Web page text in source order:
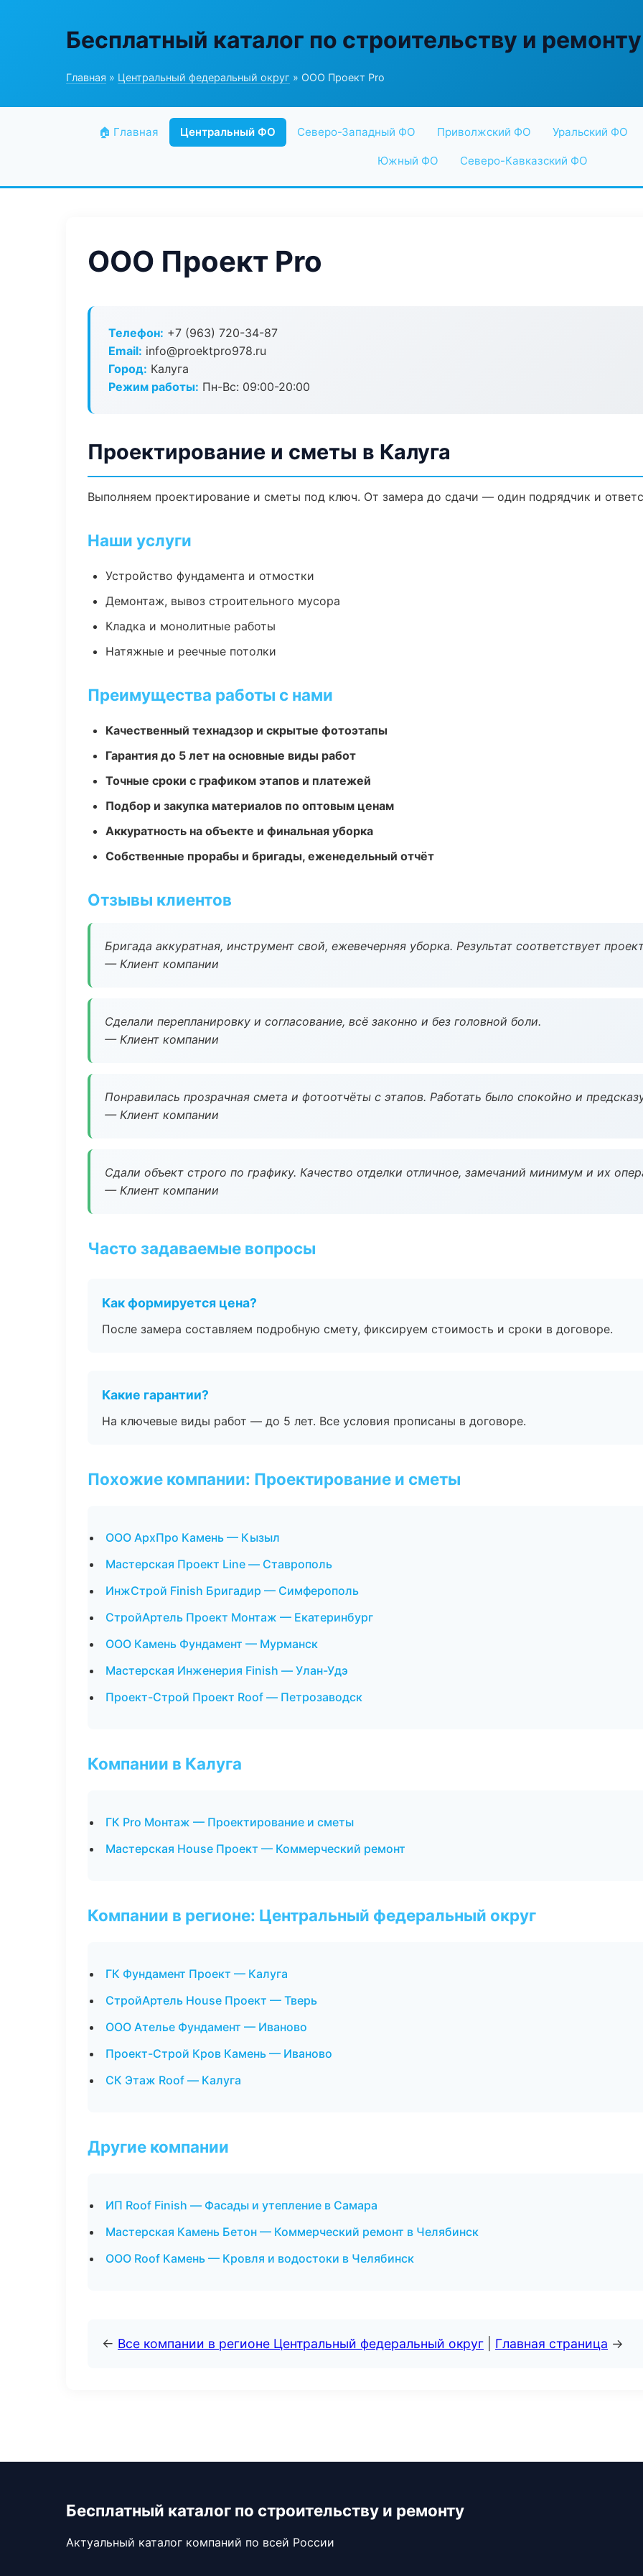
Бесплатный каталог по строительству и ремонту
Главная » Центральный федеральный округ » ООО Проект Pro
🏠 Главная Центральный ФО Северо-Западный ФО Приволжский ФО Уральский ФО
Южный ФО Северо-Кавказский ФО
ООО Проект Pro
Телефон: +7 (963) 720-34-87
Email: info@proektpro978.ru
Город: Калуга
Режим работы: Пн-Вс: 09:00-20:00
Проектирование и сметы в Калуга
Выполняем проектирование и сметы под ключ. От замера до сдачи — один подрядчик и
Наши услуги
Устройство фундамента и отмостки
Демонтаж, вывоз строительного мусора
Кладка и монолитные работы
Натяжные и реечные потолки
Преимущества работы с нами
Качественный технадзор и скрытые фотоэтапы
Гарантия до 5 лет на основные виды работ
Точные сроки с графиком этапов и платежей
Подбор и закупка материалов по оптовым ценам
Аккуратность на объекте и финальная уборка
Собственные прорабы и бригады, еженедельный отчёт
Отзывы клиентов
Бригада аккуратная, инструмент свой, ежевечерняя уборка. Результат соответствует
— Клиент компании
Сделали перепланировку и согласование, всё законно и без головной боли.
— Клиент компании
Понравилась прозрачная смета и фотоотчёты с этапов. Работать было спокойно и
— Клиент компании
Сдали объект строго по графику. Качество отделки отличное, замечаний минимум и их
— Клиент компании
Часто задаваемые вопросы
Как формируется цена?
После замера составляем подробную смету, фиксируем стоимость и сроки в договоре.
Какие гарантии?
На ключевые виды работ — до 5 лет. Все условия прописаны в договоре.
Похожие компании: Проектирование и сметы
ООО АрхПро Камень — Кызыл
Мастерская Проект Line — Ставрополь
ИнжСтрой Finish Бригадир — Симферополь
СтройАртель Проект Монтаж — Екатеринбург
ООО Камень Фундамент — Мурманск
Мастерская Инженерия Finish — Улан-Удэ
Проект-Строй Проект Roof — Петрозаводск
Компании в Калуга
ГК Pro Монтаж — Проектирование и сметы
Мастерская House Проект — Коммерческий ремонт
Компании в регионе: Центральный федеральный округ
ГК Фундамент Проект — Калуга
СтройАртель House Проект — Тверь
ООО Ателье Фундамент — Иваново
Проект-Строй Кров Камень — Иваново
СК Этаж Roof — Калуга
Другие компании
ИП Roof Finish — Фасады и утепление в Самара
Мастерская Камень Бетон — Коммерческий ремонт в Челябинск
ООО Roof Камень — Кровля и водостоки в Челябинск
← Все компании в регионе Центральный федеральный округ Главная страница →
Бесплатный каталог по строительству и ремонту
Актуальный каталог компаний по всей России